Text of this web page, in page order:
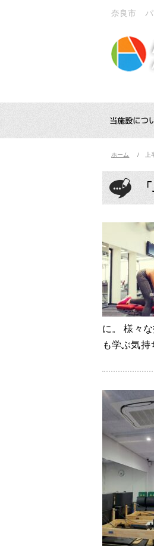
奈良市 パ
ホーム
に。 様々
も学ぶ気